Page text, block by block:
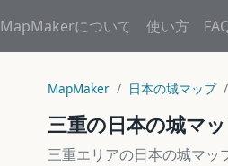
MapMakerについて 使い方
MapMaker 日本の城マップ
三重の日本の城マ
三重エリアの日本の城マッ